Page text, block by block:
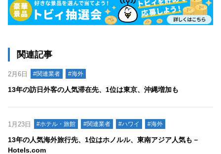
関連記事
2月6日 #関連業者 #海外
13年の訪日外客の人気滞在先、1位は東京、沖縄増加も
1月23日 #ホテル・旅館 #関連業者 #ハワイ #海外
13年の人気海外旅行先、1位はホノルル、東南アジア人気も－
Hotels.com